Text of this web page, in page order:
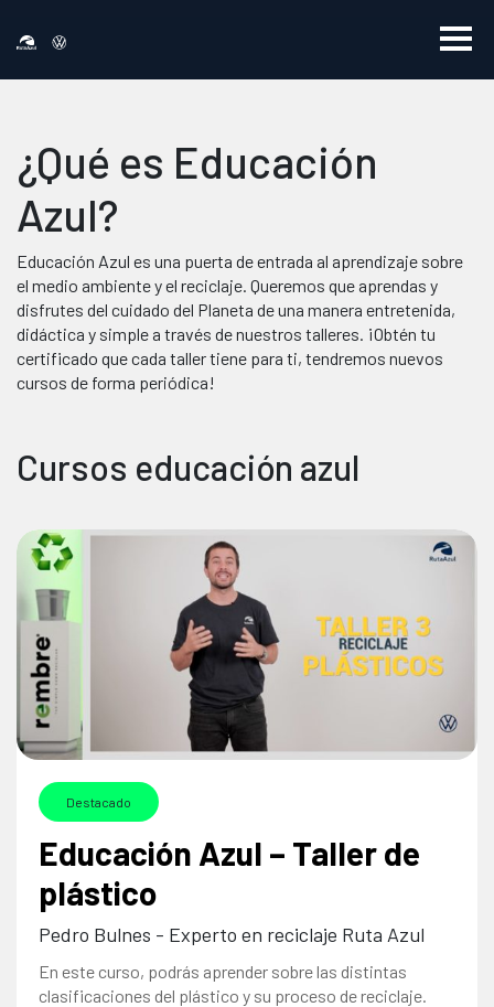
¿Qué es Educación
Azul?
Educación Azul es una puerta de entrada al aprendizaje sobre
el medio ambiente y el reciclaje. Queremos que aprendas y
disfrutes del cuidado del Planeta de una manera entretenida,
didáctica y simple a través de nuestros talleres. ¡Obtén tu
certificado que cada taller tiene para ti, tendremos nuevos
cursos de forma periódica!
Cursos educación azul
Destacado
Educación Azul – Taller de
plástico
Pedro Bulnes - Experto en reciclaje Ruta Azul
En este curso, podrás aprender sobre las distintas
clasificaciones del plástico y su proceso de reciclaje.